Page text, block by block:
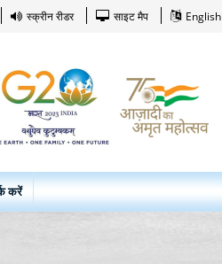
स्क्रीन रीडर साइट मैप English
करें